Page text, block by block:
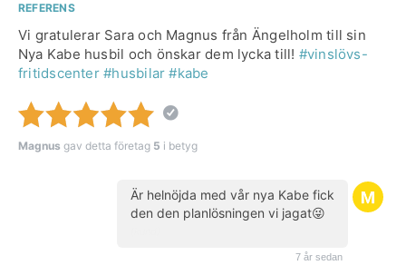
REFERENS
Vi gratulerar Sara och Magnus från Ängelholm till sin
Nya Kabe husbil och önskar dem lycka till! #vinslövs-
fritidscenter #husbilar #kabe
Magnus gav detta företag 5 i betyg
Är helnöjda med vår nya Kabe fick
den den planlösningen vi jagat😜
7 år sedan